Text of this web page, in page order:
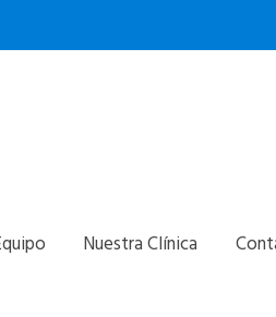
Nuestra Clínica